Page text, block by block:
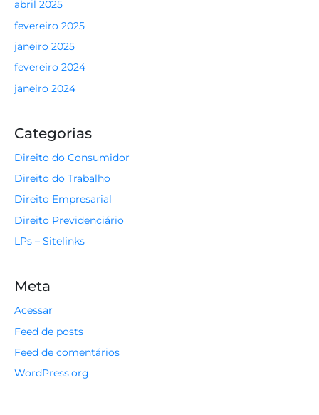
abril 2025
fevereiro 2025
janeiro 2025
fevereiro 2024
janeiro 2024
Categorias
Direito do Consumidor
Direito do Trabalho
Direito Empresarial
Direito Previdenciário
LPs – Sitelinks
Meta
Acessar
Feed de posts
Feed de comentários
WordPress.org